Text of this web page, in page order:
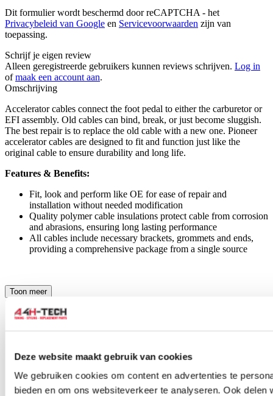
Deze website maakt gebruik van cookies
We gebruiken cookies om content en advertenties te
bieden en om ons websiteverkeer te analyseren. Ook
Dit formulier wordt beschermd door reCAPTCHA - het
Privacybeleid van Google en Servicevoorwaarden zijn van
toepassing.
Schrijf je eigen review
Alleen geregistreerde gebruikers kunnen reviews schrijven. Log in
ofmaak een account aan.
Omschrijving
Accelerator cables connect the foot pedal to either the carburetor or
EFI assembly. Old cables can bind, break, or just become sluggish.
The best repair is to replace the old cable with a new one. Pioneer
accelerator cables are designed to fit and function just like the
original cable to ensure durability and long life.
Features & Benefits:
Fit, look and perform like OE for ease of repair and
installation without needed modification
Quality polymer cable insulations protect cable from corrosion
and abrasions, ensuring long lasting performance
All cables include necessary brackets, grommets and ends,
providing a comprehensive package from a single source
Toon meer
Naam*